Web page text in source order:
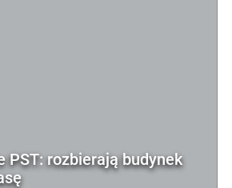
PST: rozbierają budynek